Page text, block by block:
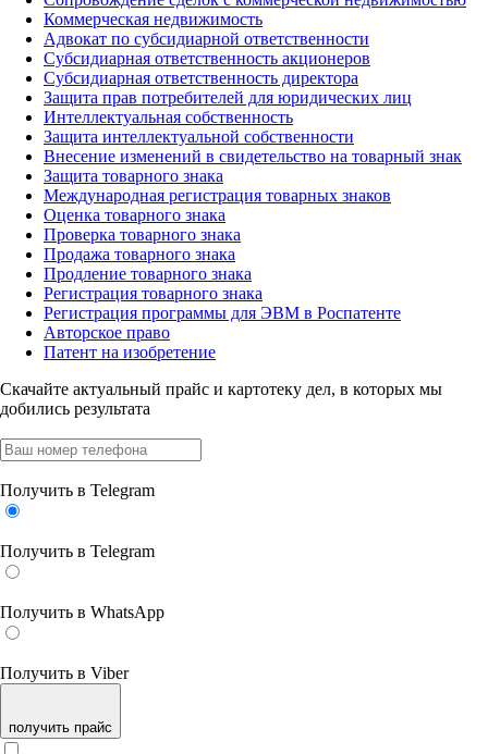
Коммерческая недвижимость
Адвокат по субсидиарной ответственности
Субсидиарная ответственность акционеров
Субсидиарная ответственность директора
Защита прав потребителей для юридических лиц
Интеллектуальная собственность
Защита интеллектуальной собственности
Внесение изменений в свидетельство на товарный знак
Защита товарного знака
Международная регистрация товарных знаков
Оценка товарного знака
Проверка товарного знака
Продажа товарного знака
Продление товарного знака
Регистрация товарного знака
Регистрация программы для ЭВМ в Роспатенте
Авторское право
Патент на изобретение
Скачайте актуальный прайс и картотеку дел, в которых мы
добились результата
Получить в Telegram
Получить в Telegram
Получить в WhatsApp
Получить в Viber
получить прайс